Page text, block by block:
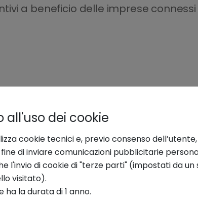
a beneficio delle imprese
all'uso dei cookie
cookie tecnici e, previo consenso
di inviare comunicazioni pubblicitarie
l'invio di cookie di "terze parti" (impostati da un
visitato).
ha la durata di 1 anno.